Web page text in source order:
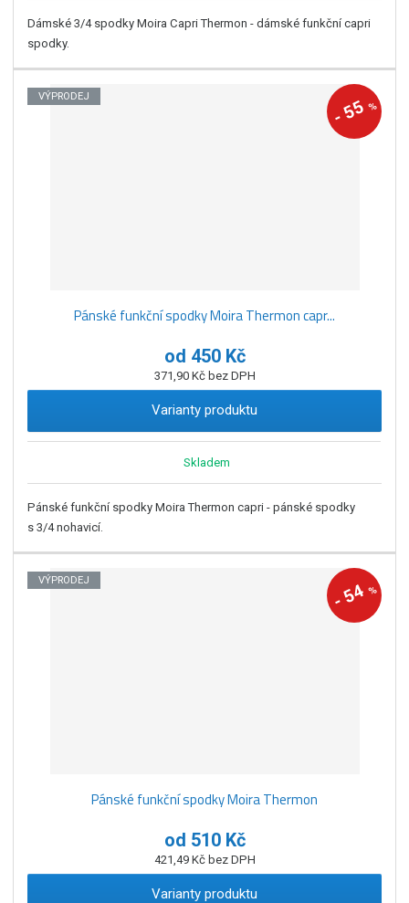
Dámské 3/4 spodky Moira Capri Thermon - dámské funkční capri
spodky.
-
55%
VÝPRODEJ
Pánské funkční spodky Moira Thermon capr...
od 450 Kč
371,90 Kč bez DPH
Varianty produktu
Skladem
Pánské funkční spodky Moira Thermon capri - pánské spodky
s 3/4 nohavicí.
-
54%
VÝPRODEJ
Pánské funkční spodky Moira Thermon
od 510 Kč
421,49 Kč bez DPH
Varianty produktu